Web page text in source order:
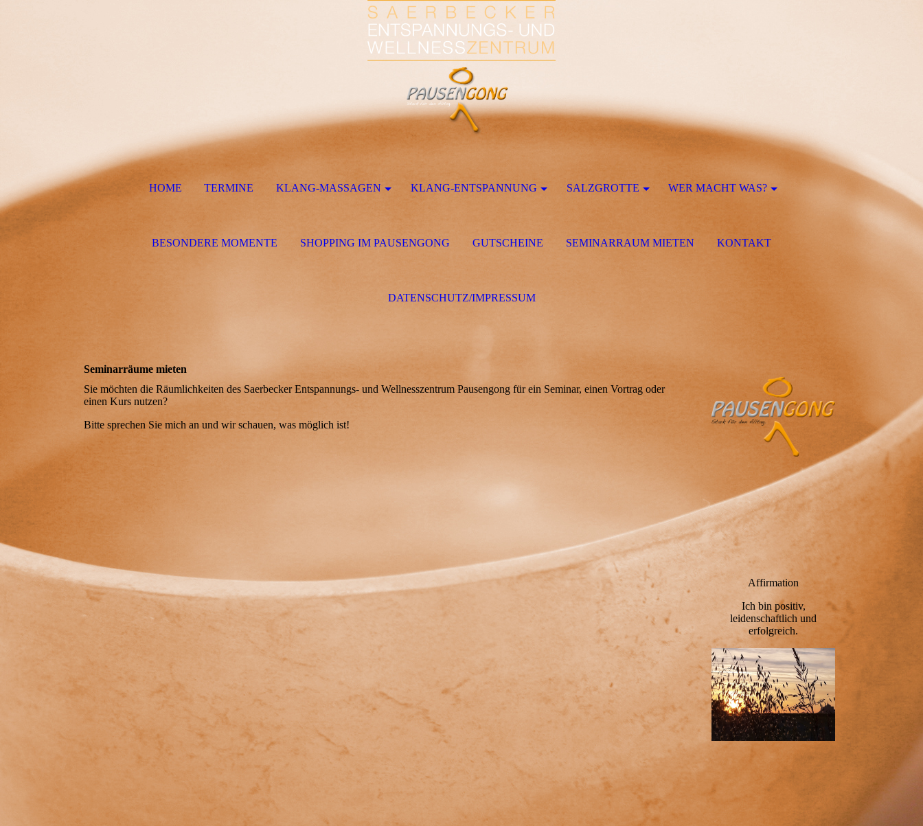
HOME TERMINE KLANG-MASSAGEN KLANG-ENTSPANNUNG SALZGROTTE WER MACHT WAS?
BESONDERE MOMENTE SHOPPING IM PAUSENGONG GUTSCHEINE SEMINARRAUM MIETEN KONTAKT
DATENSCHUTZ/IMPRESSUM
Seminarräume mieten
Sie möchten die Räumlichkeiten des Saerbecker Entspannungs- und Wellnesszentrum Pausengong für ein Seminar, einen Vortrag oder
einen Kurs nutzen?
Bitte sprechen Sie mich an und wir schauen, was möglich ist!
Affirmation
Ich bin positiv,
leidenschaftlich und
erfolgreich.